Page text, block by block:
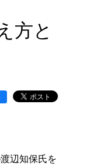
方と
辺知保氏を